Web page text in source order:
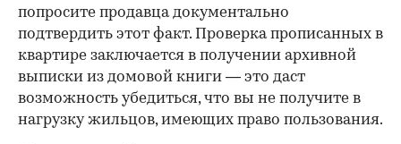
попросите продавца документально
подтвердить этот факт. Проверка прописанных в
квартире заключается в получении архивной
выписки из домовой книги — это даст
возможность убедиться, что вы не получите в
нагрузку жильцов, имеющих право пользования.